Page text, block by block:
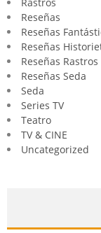
Reseñas
Reseñas
Reseñas
Reseñas Rastros
Reseñas Seda
Seda
Series TV
Teatro
TV & CINE
Uncategorized